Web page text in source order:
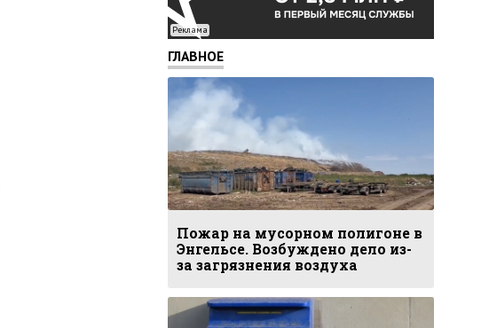
Реклама
ГЛАВНОЕ
Пожар на мусорном полигоне в
Энгельсе. Возбуждено дело из-
за загрязнения воздуха